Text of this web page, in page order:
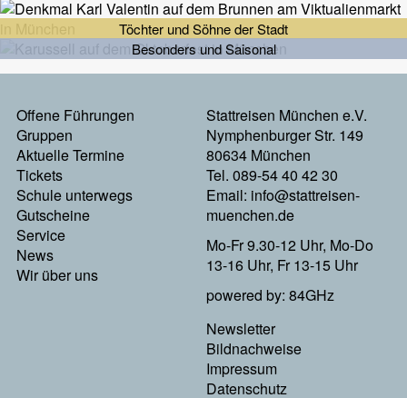
Töchter und Söhne der Stadt
Besonders und Saisonal
Footermenu
Links
Offene Führungen
Gruppen
Aktuelle Termine
Tickets
Schule unterwegs
Gutscheine
Service
News
Wir über uns
Stattreisen München e.V.
Nymphenburger Str. 149
80634 München
Tel. 089-54 40 42 30
Email: info@stattreisen-
muenchen.de
Mo-Fr 9.30-12 Uhr, Mo-Do
13-16 Uhr, Fr 13-15 Uhr
powered by: 84GHz
Footer
Menu
Newsletter
Bildnachweise
Impressum
Datenschutz